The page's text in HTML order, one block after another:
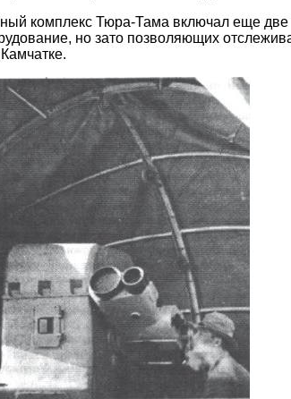
комплекс Тюра-Тама включал еще
но зато позволяющих